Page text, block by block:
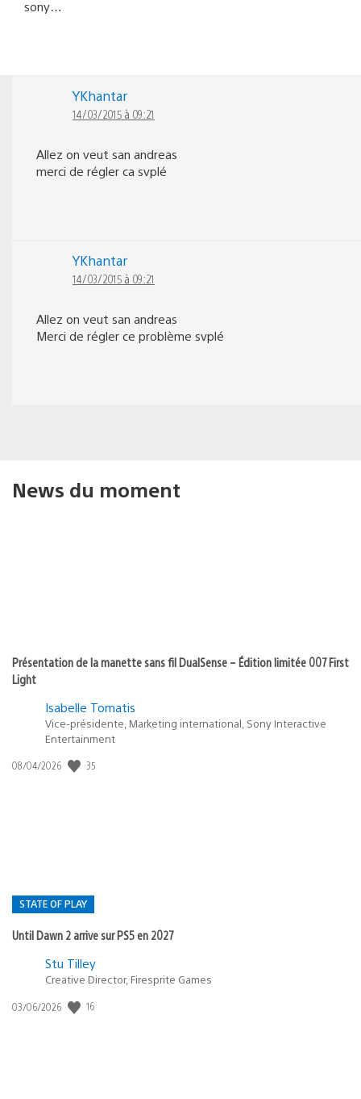
sony…
YKhantar
14/03/2015 à 09:21
Allez on veut san andreas
merci de régler ca svplé
YKhantar
14/03/2015 à 09:21
Allez on veut san andreas
Merci de régler ce problème svplé
News du moment
Présentation de la manette sans fil DualSense – Édition limitée 007 First
Light
Isabelle Tomatis
Vice-présidente, Marketing international, Sony Interactive
Entertainment
Date
08/04/2026 35
STATE OF PLAY
Until Dawn 2 arrive sur PS5 en 2027
Postée
:
Stu Tilley
Creative Director, Firesprite Games
Date
03/06/2026 16